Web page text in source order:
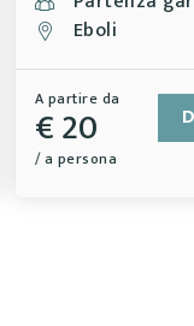
Eboli
A partire da
€ 20
/ a persona